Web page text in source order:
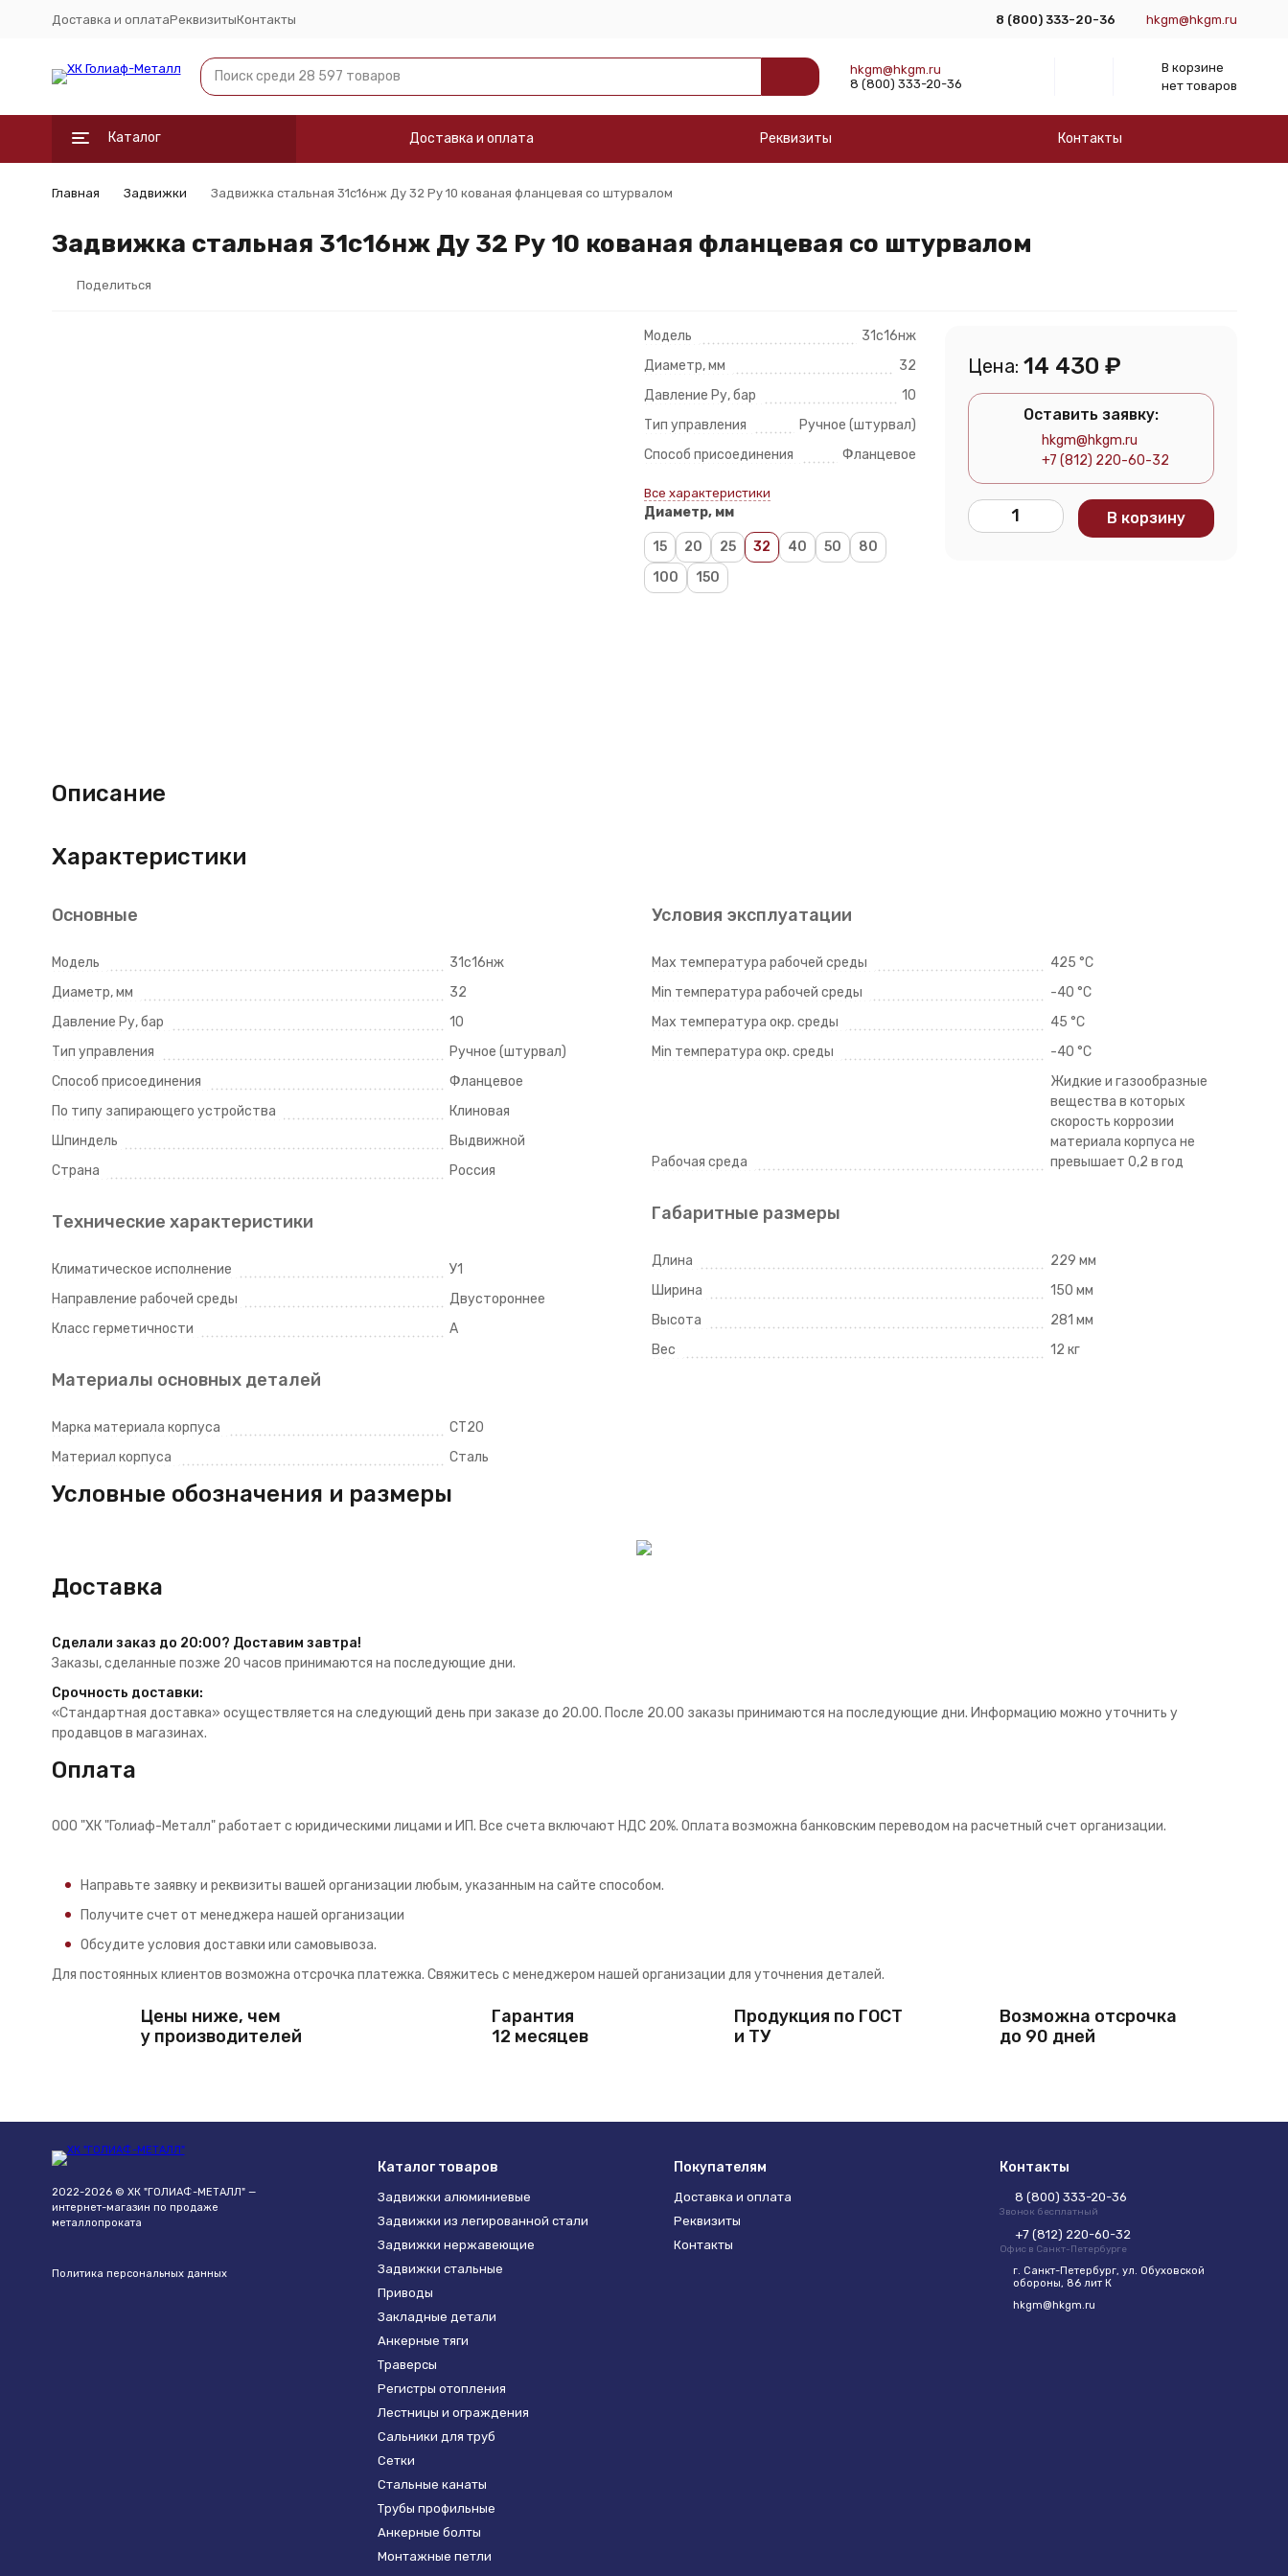
Доставка и оплатаРеквизитыКонтакты 8 (800) 333-20-36 hkgm@hkgm.ru
hkgm@hkgm.ru
8 (800) 333-20-36
В корзине
нет товаров
Каталог Доставка и оплата Реквизиты Контакты
Главная Задвижки Задвижка стальная 31с16нж Ду 32 Ру 10 кованая фланцевая со штурвалом
Задвижка стальная 31с16нж Ду 32 Ру 10 кованая фланцевая со штурвалом
Поделиться
Модель
31с16нж
Диаметр, мм
32
Давление Ру, бар
10
Тип управления
Ручное (штурвал)
Способ присоединения
Фланцевое
Все характеристики
Диаметр, мм
15 20 25 32 40 50
80
100
150
Цена: 14 430 ₽
Оставить заявку:
hkgm@hkgm.ru
+7 (812) 220-60-32
В корзину
Описание
Характеристики
Основные
Модель
31с16нж
Диаметр, мм
32
Давление Ру, бар
10
Тип управления
Ручное (штурвал)
Способ присоединения
Фланцевое
По типу запирающего устройства
Клиновая
Шпиндель
Выдвижной
Страна
Россия
Технические характеристики
Климатическое исполнение
У1
Направление рабочей среды
Двустороннее
Класс герметичности
A
Материалы основных деталей
Марка материала корпуса
СТ20
Материал корпуса
Сталь
Условия эксплуатации
Max температура рабочей среды
425 °C
Min температура рабочей среды
-40 °C
Max температура окр. среды
45 °C
Min температура окр. среды
-40 °C
Рабочая среда
Жидкие и газообразные
вещества в которых
скорость коррозии
материала корпуса не
превышает 0,2 в год
Габаритные размеры
Длина
229 мм
Ширина
150 мм
Высота
281 мм
Вес
12 кг
Условные обозначения и размеры
Доставка
Сделали заказ до 20:00? Доставим завтра!
Заказы, сделанные позже 20 часов принимаются на последующие дни.
Срочность доставки:
«Стандартная доставка» осуществляется на следующий день при заказе до 20.00. После 20.00 заказы принимаются на последующие дни. Информацию можно уточнить у
продавцов в магазинах.
Оплата
ООО "ХК "Голиаф-Металл" работает с юридическими лицами и ИП. Все счета включают НДС 20%. Оплата возможна банковским переводом на расчетный счет организации.
Направьте заявку и реквизиты вашей организации любым, указанным на сайте способом.
Получите счет от менеджера нашей организации
Обсудите условия доставки или самовывоза.
Для постоянных клиентов возможна отсрочка платежка. Свяжитесь с менеджером нашей организации для уточнения деталей.
Цены ниже, чем
у производителей
Гарантия
12 месяцев
Продукция по ГОСТ
и ТУ
Возможна отсрочка
до 90 дней
2022-2026 © ХК "ГОЛИАФ-МЕТАЛЛ" —
интернет-магазин по продаже
металлопроката
Политика персональных данных
Каталог товаров
Задвижки алюминиевые
Задвижки из легированной стали
Задвижки нержавеющие
Задвижки стальные
Приводы
Закладные детали
Анкерные тяги
Траверсы
Регистры отопления
Лестницы и ограждения
Сальники для труб
Сетки
Стальные канаты
Трубы профильные
Анкерные болты
Монтажные петли
Покупателям
Доставка и оплата
Реквизиты
Контакты
Контакты
8 (800) 333-20-36
Звонок бесплатный
+7 (812) 220-60-32
Офис в Санкт-Петербурге
г. Санкт-Петербург, ул. Обуховской
обороны, 86 лит К
hkgm@hkgm.ru